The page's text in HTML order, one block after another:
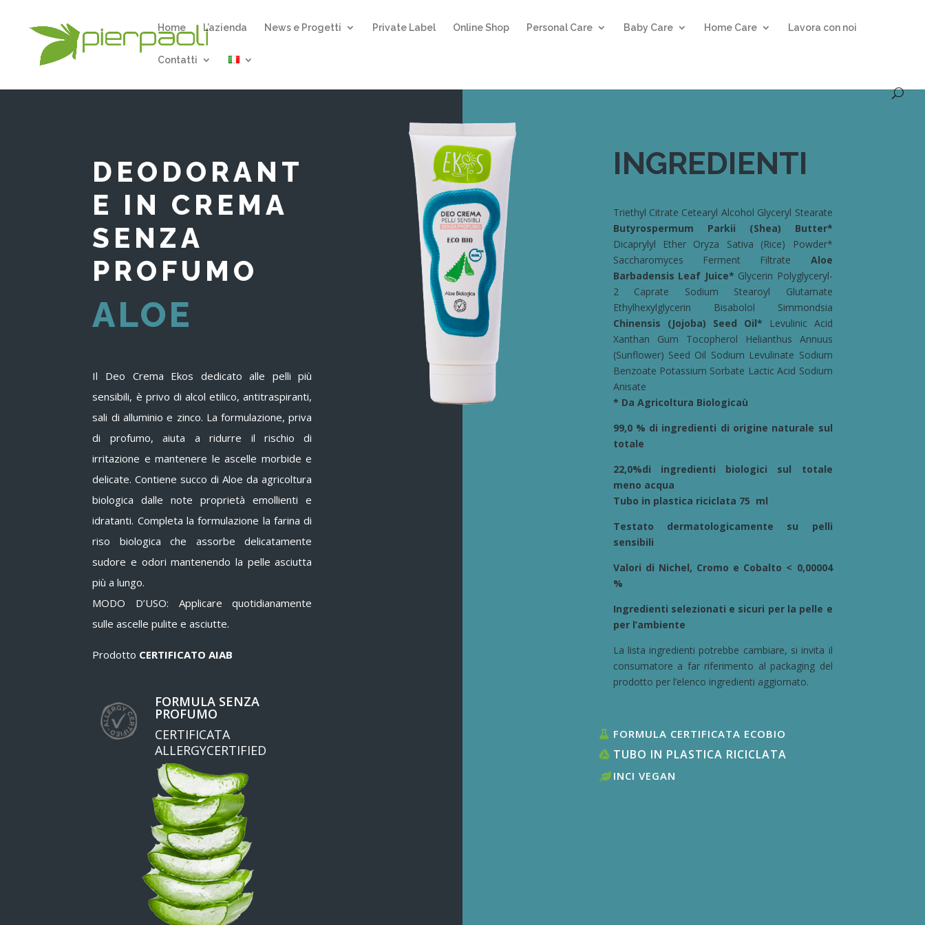
Home L’azienda News e Progetti Private Label Online Shop Personal Care Baby Care Home Care Lavora con noi
Contatti
DEODORANT
E IN CREMA
SENZA
PROFUMO
ALOE
Il Deo Crema Ekos dedicato alle pelli più
sensibili, è privo di alcol etilico, antitraspiranti,
sali di alluminio e zinco. La formulazione, priva
di profumo, aiuta a ridurre il rischio di
irritazione e mantenere le ascelle morbide e
delicate. Contiene succo di Aloe da agricoltura
biologica dalle note proprietà emollienti e
idratanti. Completa la formulazione la farina di
riso biologica che assorbe delicatamente
sudore e odori mantenendo la pelle asciutta
più a lungo.
MODO D’USO: Applicare quotidianamente
sulle ascelle pulite e asciutte.
Prodotto CERTIFICATO AIAB
FORMULA SENZA
PROFUMO
CERTIFICATA
ALLERGYCERTIFIED
INGREDIENTI
Triethyl Citrate Cetearyl Alcohol Glyceryl Stearate
Butyrospermum Parkii (Shea) Butter*
Dicaprylyl Ether Oryza Sativa (Rice) Powder*
Saccharomyces Ferment Filtrate Aloe
Barbadensis Leaf Juice* Glycerin Polyglyceryl-
2 Caprate Sodium Stearoyl Glutamate
Ethylhexylglycerin Bisabolol Simmondsia
Chinensis (Jojoba) Seed Oil* Levulinic Acid
Xanthan Gum Tocopherol Helianthus Annuus
(Sunflower) Seed Oil Sodium Levulinate Sodium
Benzoate Potassium Sorbate Lactic Acid Sodium
Anisate
* Da Agricoltura Biologicaù
99,0 % di ingredienti di origine naturale sul
totale
22,0%di ingredienti biologici sul totale
meno acqua
Tubo in plastica riciclata 75 ml
Testato dermatologicamente su pelli
sensibili
Valori di Nichel, Cromo e Cobalto < 0,00004
%
Ingredienti selezionati e sicuri per la pelle e
per l’ambiente
La lista ingredienti potrebbe cambiare, si invita il
consumatore a far riferimento al packaging del
prodotto per l’elenco ingredienti aggiornato.
FORMULA CERTIFICATA ECOBIO
TUBO IN PLASTICA RICICLATA
INCI VEGAN